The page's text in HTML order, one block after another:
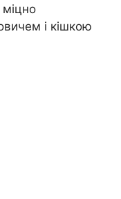
і кішкою